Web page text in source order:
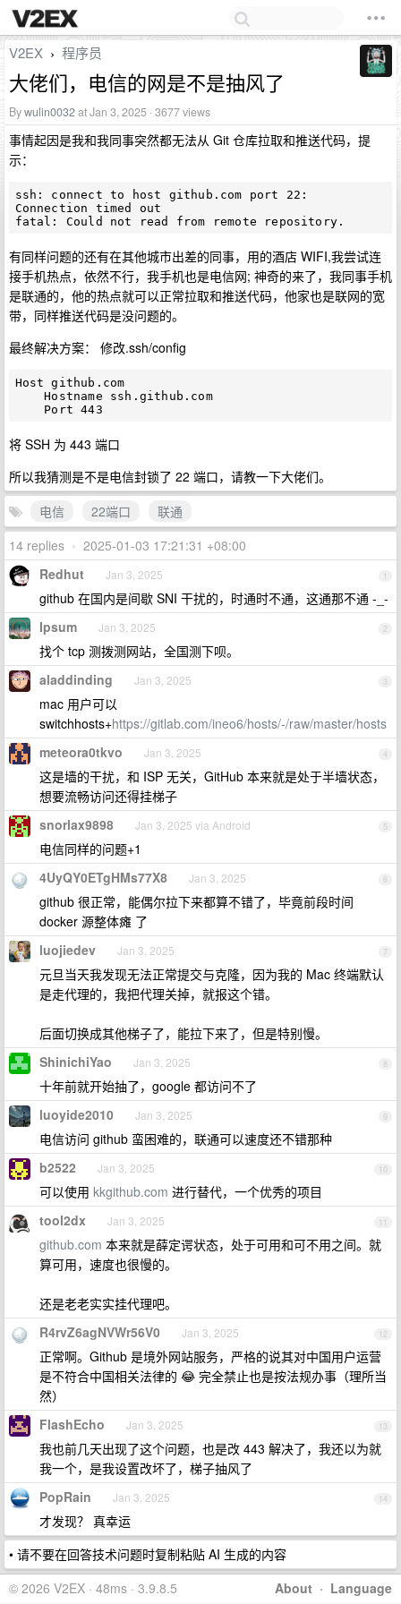
V2EX › 程序员
大佬们，电信的网是不是抽风了
Bywulin0032at Jan 3, 2025 · 3677 views
事情起因是我和我同事突然都无法从 Git 仓库拉取和推送代码，提
示：
ssh: connect to host github.com port 22:
Connection timed out
有同样问题的还有在其他城市出差的同事，用的酒店 WIFI,我尝试连
接手机热点，依然不行，我手机也是电信网; 神奇的来了，我同事手机
是联通的，他的热点就可以正常拉取和推送代码，他家也是联网的宽
带，同样推送代码是没问题的。
最终解决方案： 修改.ssh/config
Host github.com
    Hostname ssh.github.com
将 SSH 为 443 端口
所以我猜测是不是电信封锁了 22 端口，请教一下大佬们。
电信
22端口
联通
14 replies • 2025-01-03 17:21:31 +08:00
1
Redhut Jan 3, 2025
github 在国内是间歇 SNI 干扰的，时通时不通，这通那不通 -_-
2
Ipsum Jan 3, 2025
找个 tcp 测拨测网站，全国测下呗。
3
aladdinding Jan 3, 2025
mac 用户可以
switchhosts+https://gitlab.com/ineo6/hosts/-/raw/master/hosts
4
meteora0tkvo Jan 3, 2025
这是墙的干扰，和 ISP 无关，GitHub 本来就是处于半墙状态，
想要流畅访问还得挂梯子
5
snorlax9898 Jan 3, 2025 via Android
电信同样的问题+1
6
4UyQY0ETgHMs77X8 Jan 3, 2025
github 很正常，能偶尔拉下来都算不错了，毕竟前段时间
docker 源整体瘫 了
7
luojiedev Jan 3, 2025
元旦当天我发现无法正常提交与克隆，因为我的 Mac 终端默认
是走代理的，我把代理关掉，就报这个错。
后面切换成其他梯子了，能拉下来了，但是特别慢。
8
ShinichiYao Jan 3, 2025
十年前就开始抽了，google 都访问不了
9
luoyide2010 Jan 3, 2025
电信访问 github 蛮困难的，联通可以速度还不错那种
10
b2522 Jan 3, 2025
可以使用 kkgithub.com 进行替代，一个优秀的项目
11
tool2dx Jan 3, 2025
github.com 本来就是薛定谔状态，处于可用和可不用之间。就
算可用，速度也很慢的。
还是老老实实挂代理吧。
12
R4rvZ6agNVWr56V0 Jan 3, 2025
正常啊。Github 是境外网站服务，严格的说其对中国用户运营
是不符合中国相关法律的 😂 完全禁止也是按法规办事（理所当
然）
13
FlashEcho Jan 3, 2025
我也前几天出现了这个问题，也是改 443 解决了，我还以为就
我一个，是我设置改坏了，梯子抽风了
14
PopRain Jan 3, 2025
才发现？ 真幸运
• 请不要在回答技术问题时复制粘贴 AI 生成的内容
About · Language
© 2026 V2EX · 48ms · 3.9.8.5